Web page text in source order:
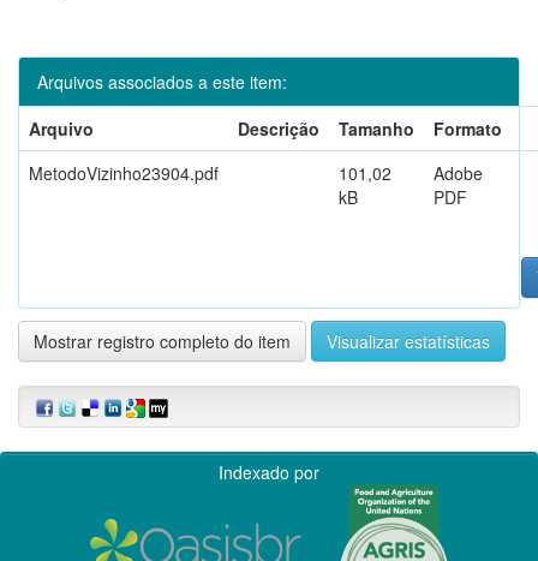
Arquivos associados a este item:
Arquivo
Descrição Tamanho
Formato
MetodoVizinho23904.pdf
101,02
kB
Adobe
PDF
Mostrar registro completo do item Visualizar estatísticas
Indexado por